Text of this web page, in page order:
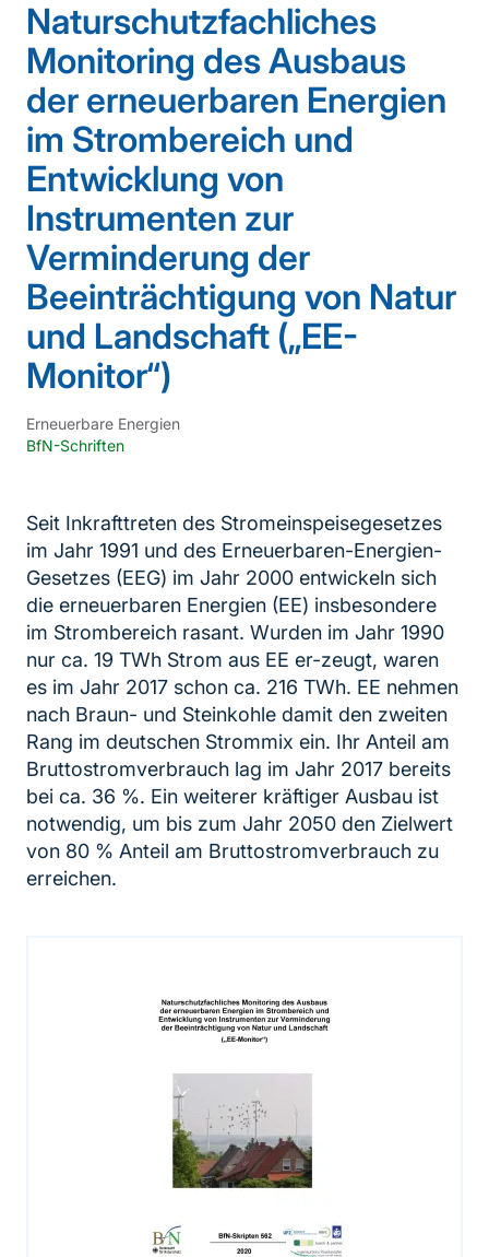
Naturschutzfachliches
Monitoring des Ausbaus
der erneuerbaren Energien
im Strombereich und
Entwicklung von
Instrumenten zur
Verminderung der
Beeinträchtigung von Natur
und Landschaft („EE-
Monitor“)
Erneuerbare Energien
BfN-Schriften
Seit Inkrafttreten des Stromeinspeisegesetzes
im Jahr 1991 und des Erneuerbaren-Energien-
Gesetzes (EEG) im Jahr 2000 entwickeln sich
die erneuerbaren Energien (EE) insbesondere
im Strombereich rasant. Wurden im Jahr 1990
nur ca. 19 TWh Strom aus EE er-zeugt, waren
es im Jahr 2017 schon ca. 216 TWh. EE nehmen
nach Braun- und Steinkohle damit den zweiten
Rang im deutschen Strommix ein. Ihr Anteil am
Bruttostromverbrauch lag im Jahr 2017 bereits
bei ca. 36 %. Ein weiterer kräftiger Ausbau ist
notwendig, um bis zum Jahr 2050 den Zielwert
von 80 % Anteil am Bruttostromverbrauch zu
erreichen.